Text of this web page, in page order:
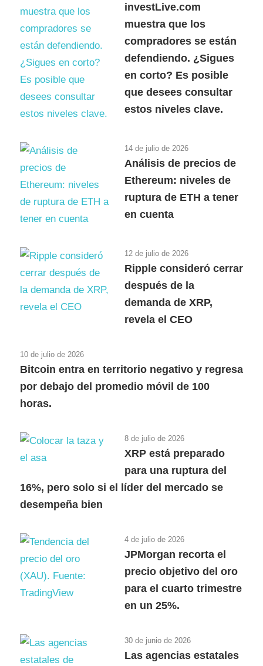
investLive.com
muestra que los
compradores se están
defendiendo. ¿Sigues
en corto? Es posible
que desees consultar
estos niveles clave.
14 de julio de 2026
Análisis de precios de
Ethereum: niveles de
ruptura de ETH a tener
en cuenta
12 de julio de 2026
Ripple consideró cerrar
después de la
demanda de XRP,
revela el CEO
10 de julio de 2026
Bitcoin entra en territorio negativo y regresa
por debajo del promedio móvil de 100
horas.
8 de julio de 2026
XRP está preparado
para una ruptura del
16%, pero solo si el líder del mercado se
desempeña bien
4 de julio de 2026
JPMorgan recorta el
precio objetivo del oro
para el cuarto trimestre
en un 25%.
30 de junio de 2026
Las agencias estatales